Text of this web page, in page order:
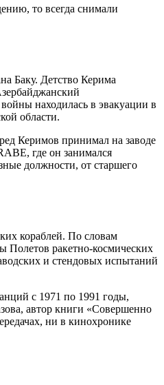
то всегда снимали
Баку. Детство Керима
находилась в эвакуации в
области.
Керимов принимал на заводе
где он занимался
должности, от старшего
кораблей. По словам
Полетов ракетно-космических
и стендовых испытаний
с 1971 по 1991 годы,
автор книги «Совершенно
ни в кинохронике